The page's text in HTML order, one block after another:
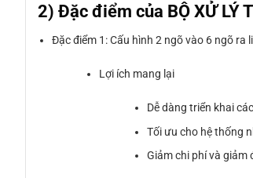
2) Đặc điểm của BỘ XỬ LÝ
Đặc điểm 1: Cấu hình 2 ngõ vào 6 ngõ
Lợi ích mang lại
Dễ dàng triển khai
Tối ưu cho hệ thống
Giảm chi phí và giảm